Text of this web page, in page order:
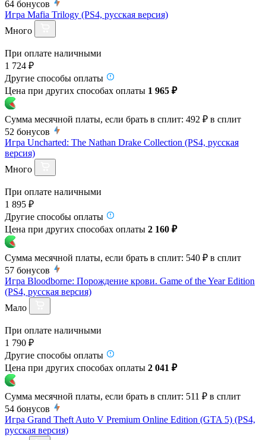
64 бонусов
Игра Mafia Trilogy (PS4, русская версия)
Много
При оплате наличными
1 724 ₽
Другие способы оплаты
Цена при других способах оплаты 1 965 ₽
Сумма месячной платы, если брать в сплит: 492 ₽ в сплит
52 бонусов
Игра Uncharted: The Nathan Drake Collection (PS4, русская
версия)
Много
При оплате наличными
1 895 ₽
Другие способы оплаты
Цена при других способах оплаты 2 160 ₽
Сумма месячной платы, если брать в сплит: 540 ₽ в сплит
57 бонусов
Игра Bloodborne: Порождение крови. Game of the Year Edition
(PS4, русская версия)
Мало
При оплате наличными
1 790 ₽
Другие способы оплаты
Цена при других способах оплаты 2 041 ₽
Сумма месячной платы, если брать в сплит: 511 ₽ в сплит
54 бонусов
Игра Grand Theft Auto V Premium Online Edition (GTA 5) (PS4,
русская версия)